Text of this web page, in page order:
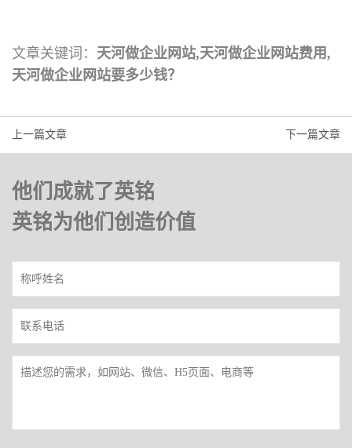
文章关键词： 天河做企业网站,天河做企业网站费用,
天河做企业网站要多少钱？
上一篇文章 下一篇文章
他们成就了英铭
英铭为他们创造价值